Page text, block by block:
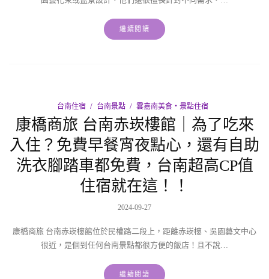
繼續閱讀
台南住宿 台南景點 雲嘉南美食‧景點住宿
康橋商旅 台南赤崁樓館｜為了吃來
入住？免費早餐宵夜點心，還有自助
洗衣腳踏車都免費，台南超高CP值
住宿就在這！！
2024-09-27
康橋商旅 台南赤崁樓館位於民權路二段上，距離赤崁樓、吳園藝文中心
很近，是個到任何台南景點都很方便的飯店！且不說…
繼續閱讀